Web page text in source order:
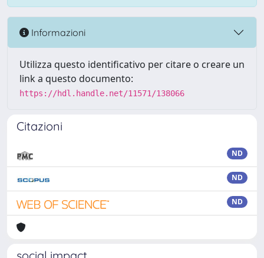
Informazioni
Utilizza questo identificativo per citare o creare un
link a questo documento:
https://hdl.handle.net/11571/138066
Citazioni
ND
ND
ND